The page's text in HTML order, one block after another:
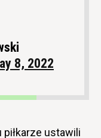
8, 2022
ustawili